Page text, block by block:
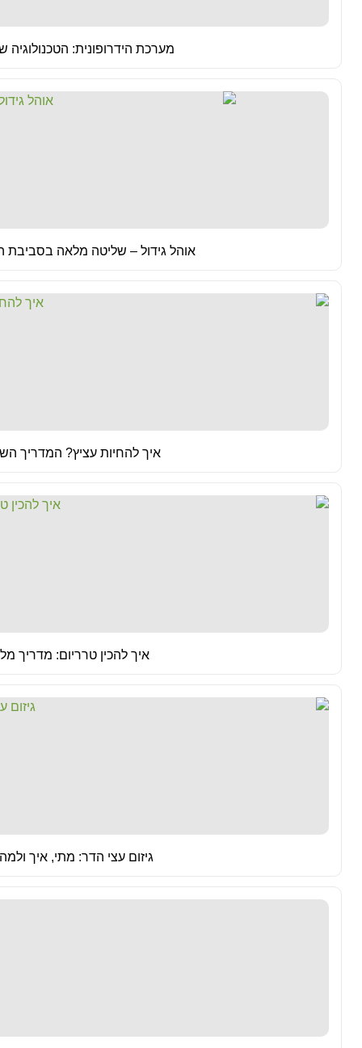
מערכת הידרופונית:
אוהל גידול – שליטה מלאה בסביבת
איך להחיות עציץ? המדריך
איך להכין טרריום: מדריך
גיזום עצי הדר: מתי, איך